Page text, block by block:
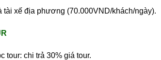
tài xế địa phương (70.000VND/khách/ngày).
tour: chi trả 30% giá tour.